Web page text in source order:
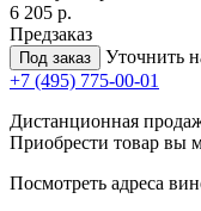
6 205 р.
Предзаказ
Под заказ
Уточнить
+7 (495) 775-00-01
Дистанционная
Приобрести товар вы
Посмотреть адреса